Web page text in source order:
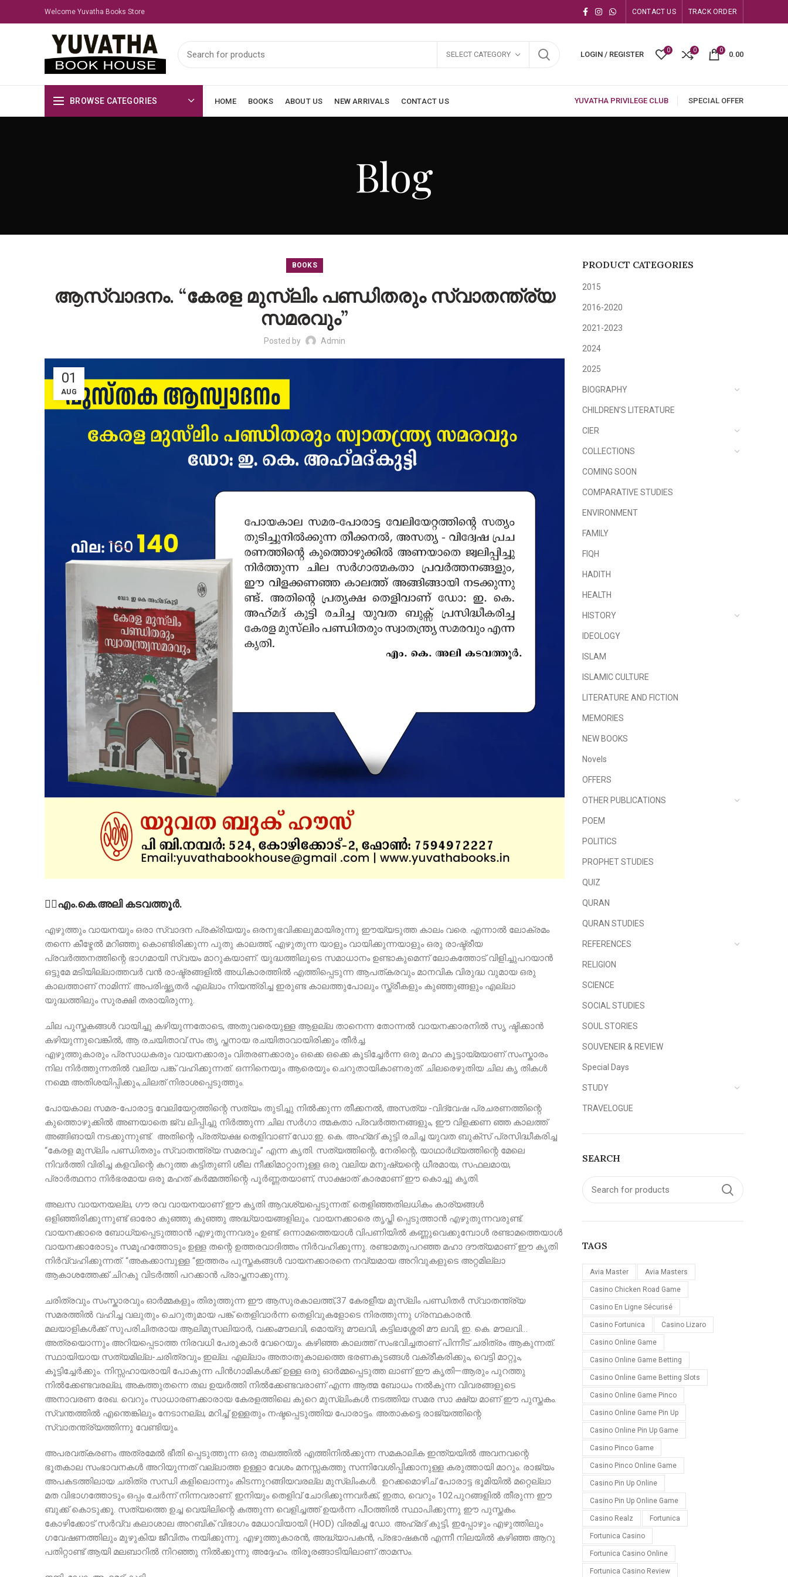
Welcome Yuvatha Books Store CONTACT US TRACK ORDER
SELECT CATEGORY LOGIN / REGISTER 0 0 0 0.00
BROWSE CATEGORIES HOME BOOKS ABOUT US NEW ARRIVALS CONTACT US YUVATHA PRIVILEGE CLUB SPECIAL OFFER
Blog
BOOKS
ആസ്വാദനം. “കേരള മുസ്ലിം പണ്ഡിതരും സ്വാതന്ത്ര്യ
സമരവും”
Posted by Admin
01
AUG
✍🏻എം.കെ.അലി കടവത്തൂർ.
എഴുത്തും വായനയും ഒരാ സ്വാദന പ്രക്രിയയും ഒരനുഭവിക്കലുമായിരുന്നു ഈയ്യടുത്ത കാലം വരെ. എന്നാൽ ലോക്രമം
തന്നെ കീഴ്മേൽ മറിഞ്ഞു കൊണ്ടിരിക്കുന്ന പുതു കാലത്ത്, എഴുതുന്ന യാളും വായിക്കുന്നയാളും ഒരു രാഷ്ട്രീയ
പ്രവർത്തനത്തിന്റെ ഭാഗമായി സ്വയം മാറുകയാണ്. യുദ്ധത്തിലൂടെ സമാധാനം ഉണ്ടാകുമെന്ന് ലോകത്തോട് വിളിച്ചുപറയാൻ
ഒട്ടുമേ മടിയില്ലാത്തവർ വൻ രാഷ്ട്രങ്ങളിൽ അധികാരത്തിൽ എത്തിപ്പെടുന്ന ആപത്കരവും മാനവിക വിരുദ്ധ വുമായ ഒരു
കാലത്താണ് നാമിന്ന്. അപരിഷ്കൃതർ എല്ലാം നിയന്ത്രിച്ച ഇരുണ്ട കാലത്തുപോലും സ്ത്രീകളും കുഞ്ഞുങ്ങളും എല്ലാ
യുദ്ധത്തിലും സുരക്ഷി തരായിരുന്നു.
ചില പുസ്തകങ്ങൾ വായിച്ചു കഴിയുന്നതോടെ, അതുവരെയുള്ള ആളല്ല താനെന്ന തോന്നൽ വായനക്കാരനിൽ സൃ ഷ്ടിക്കാൻ
കഴിയുന്നുവെങ്കിൽ, ആ രചയിതാവ് സം തൃ പ്തനായ രചയിതാവായിരിക്കും തീർച്ച.
എഴുത്തുകാരും പ്രസാധകരും വായനക്കാരും വിതരണക്കാരും ഒക്കെ ഒക്കെ കൂടിച്ചേർന്ന ഒരു മഹാ കൂട്ടായ്മയാണ് സംസ്കാരം
നില നിർത്തുന്നതിൽ വലിയ പങ്ക് വഹിക്കുന്നത്. ഒന്നിനെയും ആരെയും ചെറുതായികാണരുത്. ചിലരെഴുതിയ ചില കൃ തികൾ
നമ്മെ അതിശയിപ്പിക്കും,ചിലത് നിരാശപ്പെടുത്തും.
പോയകാല സമര-പോരാട്ട വേലിയേറ്റത്തിന്റെ സത്യം തുടിച്ചു നിൽക്കുന്ന തീക്കനൽ, അസത്യ -വിദ്വേഷ പ്രചരണത്തിന്റെ
കുത്തൊഴുക്കിൽ അണയാതെ ജ്വ ലിപ്പിച്ചു നിർത്തുന്ന ചില സർഗാ ത്മകതാ പ്രവർത്തനങ്ങളും, ഈ വിളക്കണ ഞ്ഞ കാലത്ത്
അങ്ങിങായി നടക്കുന്നുണ്ട്. അതിന്റെ പ്രത്യക്ഷ തെളിവാണ് ഡോ:ഇ. കെ. അഹ്‌മദ്‌ കുട്ടി രചിച്ച യുവത ബുക്സ് പ്രസിദ്ധീകരിച്ച
“കേരള മുസ്ലിം പണ്ഡിതരും സ്വാതന്ത്ര്യ സമരവും” എന്ന കൃതി. സത്യത്തിന്റെ, നേരിന്റെ, യാഥാർഥ്യത്തിന്റെ മേലെ
നിവർത്തി വിരിച്ച കളവിന്റെ കറുത്ത കട്ടിതുണി ശീല നീക്കിമാറ്റാനുള്ള ഒരു വലിയ മനുഷ്യന്റെ ധീരമായ, സഫലമായ,
പ്രാർത്ഥനാ നിർഭരമായ ഒരു മഹത് കർമ്മത്തിന്റെ പൂർണ്ണതയാണ്, സാക്ഷാത് കാരമാണ് ഈ കൊച്ചു കൃതി.
അലസ വായനയല്ല, ഗൗ രവ വായനയാണ് ഈ കൃതി ആവശ്യപ്പെടുന്നത്. തെളിഞ്ഞതിലധികം കാര്യങ്ങൾ
ഒളിഞ്ഞിരിക്കുന്നുണ്ട് ഓരോ കുഞ്ഞു കുഞ്ഞു അദ്ധ്യായങ്ങളിലും. വായനക്കാരെ തൃപ്തി പ്പെടുത്താൻ എഴുതുന്നവരുണ്ട്.
വായനക്കാരെ ബോധ്യപ്പെടുത്താൻ എഴുതുന്നവരും ഉണ്ട്. ഒന്നാമത്തെയാൾ വിപണിയിൽ കണ്ണുവെക്കുമ്പോൾ രണ്ടാമത്തെയാൾ
വായനക്കാരോടും സമൂഹത്തോടും ഉള്ള തന്റെ ഉത്തരവാദിത്തം നിർവഹിക്കുന്നു. രണ്ടാമതുപറഞ്ഞ മഹാ ദൗത്യമാണ് ഈ കൃതി
നിർവ്വഹിക്കുന്നത്. “അകക്കാമ്പുള്ള “ഇത്തരം പുസ്തകങ്ങൾ വായനക്കാരനെ നവ്യമായ അറിവുകളുടെ അറ്റമില്ലാ
ആകാശത്തേക്ക് ചിറകു വിടർത്തി പറക്കാൻ പ്രാപ്തനാക്കുന്നു.
ചരിത്രവും സംസ്കാരവും ഓർമ്മകളും തിരുത്തുന്ന ഈ ആസുരകാലത്ത്,37 കേരളീയ മുസ്ലിം പണ്ഡിതർ സ്വാതന്ത്ര്യ
സമരത്തിൽ വഹിച്ച വലുതും ചെറുതുമായ പങ്ക് തെളിവാർന്ന തെളിവുകളോടെ നിരത്തുന്നു ഗ്രന്ഥകാരൻ.
മലയാളികൾക്ക് സുപരിചിതരായ ആലിമുസലിയാർ, വക്കംമൗലവി, മൊയ്‌ദു മൗലവി, കട്ടിലശ്ശേരി മൗ ലവി, ഇ. കെ. മൗലവി…
അത്രയൊന്നും അറിയപ്പെടാത്ത നിരവധി പേരുകാർ വേറെയും. കഴിഞ്ഞ കാലത്ത് സംഭവിച്ചതാണ് പിന്നീട് ചരിത്രം ആകുന്നത്.
സ്ഥായിയായ സത്യമില്ല-ചരിത്രവും ഇല്ല. എല്ലാം അതാതുകാലത്തെ ഭരണകൂടങ്ങൾ വക്രീകരിക്കും, വെട്ടി മാറ്റും,
കൂട്ടിച്ചേർക്കും. നിസ്സഹായരായി പോകുന്ന പിൻഗാമികൾക്ക് ഉള്ള ഒരു ഓർമ്മപ്പെടുത്ത ലാണ് ഈ കൃതി—ആരും പുറത്തു
നിൽക്കേണ്ടവരല്ല, അകത്തുതന്നെ തല ഉയർത്തി നിൽക്കേണ്ടവരാണ് എന്ന ആത്മ ബോധം നൽകുന്ന വിവരങ്ങളുടെ
അനാവരണ രേഖ. വെറും സാധാരണക്കാരായ കേരളത്തിലെ കുറെ മുസ്ലിംകൾ നടത്തിയ സമര സാ ക്ഷ്യ മാണ് ഈ പുസ്തകം.
സ്വന്തത്തിൽ എന്തെങ്കിലും നേടാനല്ല, മറിച്ച് ഉള്ളതും നഷ്ടപ്പെടുത്തിയ പോരാട്ടം. അതാകട്ടെ രാജ്യത്തിന്റെ
സ്വാതന്ത്ര്യത്തിന്നു വേണ്ടിയും.
അപരവത്കരണം അത്രമേൽ ഭീതി പ്പെടുത്തുന്ന ഒരു തലത്തിൽ എത്തിനിൽക്കുന്ന സമകാലിക ഇന്ത്യയിൽ അവനവന്റെ
ഭൂതകാല സംഭാവനകൾ അറിയുന്നത് വല്ലാത്ത ഉള്ളാ വേശം മനസ്സകത്തു സന്നിവേശിപ്പിക്കാനുള്ള കരുത്തായി മാറും. രാജ്യം
അപകടത്തിലായ ചരിത്ര സന്ധി കളിലൊന്നും കിടന്നുറങ്ങിയവരല്ല മുസ്ലിംകൾ. ഉറക്കമൊഴിച് പോരാട്ട ഭൂമിയിൽ മറ്റെല്ലാ
മത വിഭാഗത്തോടും ഒപ്പം ചേർന്ന് നിന്നവരാണ്. ഇനിയും തെളിവ് ചോദിക്കുന്നവർക്ക്, ഇതാ, വെറും 102പുറങ്ങളിൽ തീരുന്ന ഈ
ബുക്ക് കൊടുക്കൂ. സത്യത്തെ ഉച്ച വെയിലിന്റെ കത്തുന്ന വെളിച്ചത്ത് ഉയർന്ന പീഠത്തിൽ സ്ഥാപിക്കുന്നു ഈ പുസ്തകം.
കോഴിക്കോട് സർവ്വ കലാശാല അറബിക് വിഭാഗം മേധാവിയായി (HOD) വിരമിച്ച ഡോ. അഹ്‌മദ്‌ കുട്ടി, ഇപ്പോഴും എഴുത്തിലും
ഗവേഷണത്തിലും മുഴുകിയ ജീവിതം നയിക്കുന്നു. എഴുത്തുകാരൻ, അദ്ധ്യാപകൻ, പ്രഭാഷകൻ എന്നീ നിലയിൽ കഴിഞ്ഞ ആറു
പതിറ്റാണ്ട് ആയി മലബാറിൽ നിറഞ്ഞു നിൽക്കുന്നു അദ്ദേഹം. തിരൂരങ്ങാടിയിലാണ് താമസം.
PRODUCT CATEGORIES
2015
2016-2020
2021-2023
2024
2025
BIOGRAPHY
CHILDREN’S LITERATURE
CIER
COLLECTIONS
COMING SOON
COMPARATIVE STUDIES
ENVIRONMENT
FAMILY
FIQH
HADITH
HEALTH
HISTORY
IDEOLOGY
ISLAM
ISLAMIC CULTURE
LITERATURE AND FICTION
MEMORIES
NEW BOOKS
Novels
OFFERS
OTHER PUBLICATIONS
POEM
POLITICS
PROPHET STUDIES
QUIZ
QURAN
QURAN STUDIES
REFERENCES
RELIGION
SCIENCE
SOCIAL STUDIES
SOUL STORIES
SOUVENEIR & REVIEW
Special Days
STUDY
TRAVELOGUE
SEARCH
TAGS
Avia Master Avia Masters
Casino Chicken Road Game
Casino En Ligne Sécurisé
Casino Fortunica Casino Lizaro
Casino Online Game
Casino Online Game Betting
Casino Online Game Betting Slots
Casino Online Game Pinco
Casino Online Game Pin Up
Casino Online Pin Up Game
Casino Pinco Game
Casino Pinco Online Game
Casino Pin Up Online
Casino Pin Up Online Game
Casino Realz Fortunica
Fortunica Casino
Fortunica Casino Online
Fortunica Casino Review